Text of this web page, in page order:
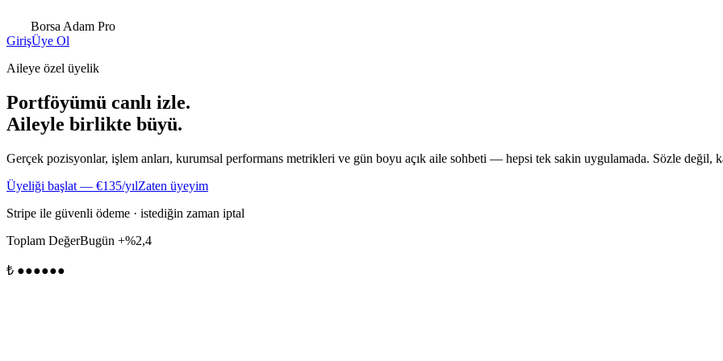
Borsa Adam Pro
GirişÜye Ol
Aileye özel üyelik
Portföyümü canlı izle.
Aileyle birlikte büyü.
Gerçek pozisyonlar, işlem anları, kurumsal performans metrikleri ve gün boyu açık aile sohbeti — hepsi tek sakin uygulamada. Sözle değil,
Üyeliği başlat — €135/yılZaten üyeyim
Stripe ile güvenli ödeme · istediğin zaman iptal
Toplam DeğerBugün +%2,4
₺ ●●●●●●